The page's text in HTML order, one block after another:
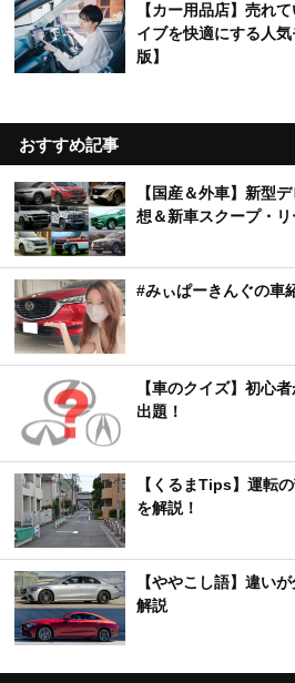
【カー用品店】売れ
イブを快適にする人
版】
おすすめ記事
【国産＆外車】新型
想＆新車スクープ・
#みぃぱーきんぐの車
【車のクイズ】初心
出題！
【くるまTips】運転
を解説！
【ややこし語】違い
解説